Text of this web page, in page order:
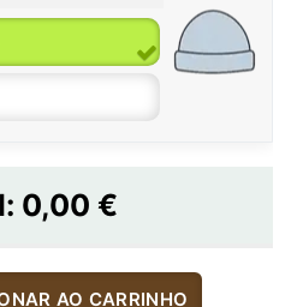
0,00 €
AO CARRINHO